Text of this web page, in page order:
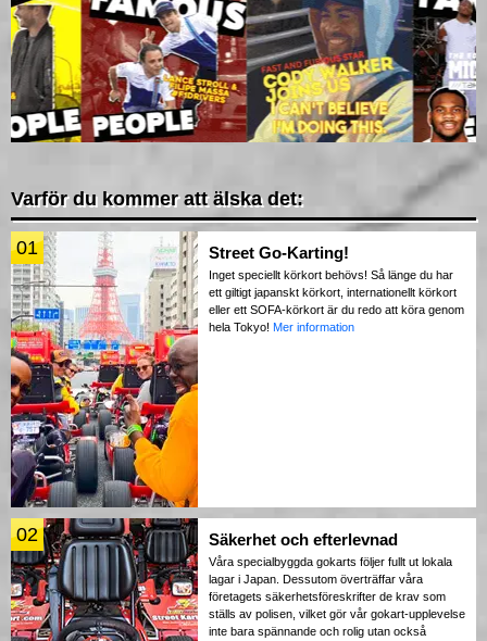
Varför du kommer att älska det:
01 Street Go-Karting!
Inget speciellt körkort behövs! Så länge du har
ett giltigt japanskt körkort, internationellt körkort
eller ett SOFA-körkort är du redo att köra genom
hela Tokyo! Mer information
02 Säkerhet och efterlevnad
Våra specialbyggda gokarts följer fullt ut lokala
lagar i Japan. Dessutom överträffar våra
företagets säkerhetsföreskrifter de krav som
ställs av polisen, vilket gör vår gokart-upplevelse
inte bara spännande och rolig utan också